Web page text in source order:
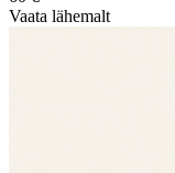
Vaata lähemalt